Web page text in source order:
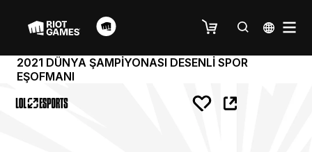
2021 DÜNYA ŞAMPİYONASI DESENLİ SPOR
EŞOFMANI